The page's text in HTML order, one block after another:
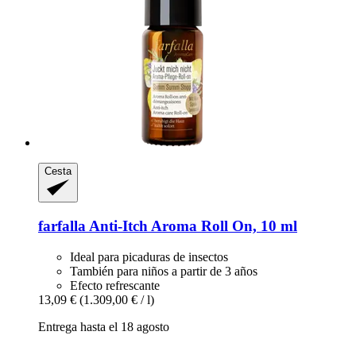
Cesta
farfalla Anti-​Itch Aroma Roll On, 10 ml
Ideal para picaduras de insectos
También para niños a partir de 3 años
Efecto refrescante
13,09 € (1.309,00 € / l)
Entrega hasta el 18 agosto